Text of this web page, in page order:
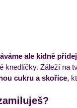
ale kidně
knedlíčky. Záleží na
cukru a skořice,